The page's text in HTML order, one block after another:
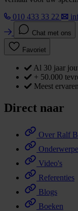
010 433 33 22
Chat met ons
Favoriet
Al 30 jaar
+ 50.000
Meest
Direct naar
Over Ralf
Video's
Referenties
Blogs
Boeken